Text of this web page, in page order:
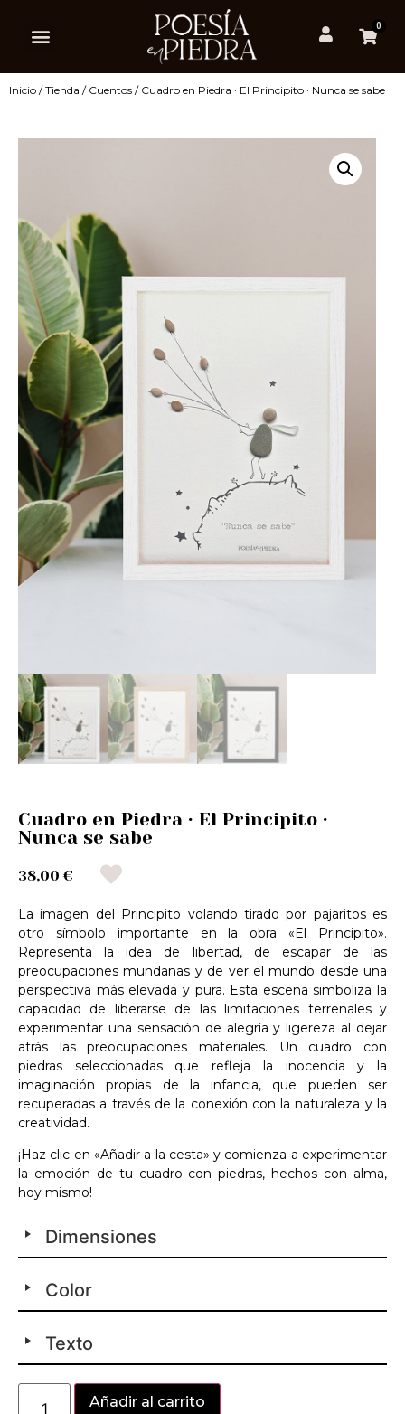
0
Inicio /Tienda / Cuentos / Cuadro en Piedra · El Principito · Nunca se sabe
Cuadro en Piedra · El Principito ·
Nunca se sabe
38,00 €
La imagen del Principito volando tirado por pajaritos es
otro símbolo importante en la obra «El Principito».
Representa la idea de libertad, de escapar de las
preocupaciones mundanas y de ver el mundo desde una
perspectiva más elevada y pura. Esta escena simboliza la
capacidad de liberarse de las limitaciones terrenales y
experimentar una sensación de alegría y ligereza al dejar
atrás las preocupaciones materiales. Un cuadro con
piedras seleccionadas que refleja la inocencia y la
imaginación propias de la infancia, que pueden ser
recuperadas a través de la conexión con la naturaleza y la
creatividad.
¡Haz clic en «Añadir a la cesta» y comienza a experimentar
la emoción de tu cuadro con piedras, hechos con alma,
hoy mismo!
Dimensiones
Color
Texto
Añadir al carrito